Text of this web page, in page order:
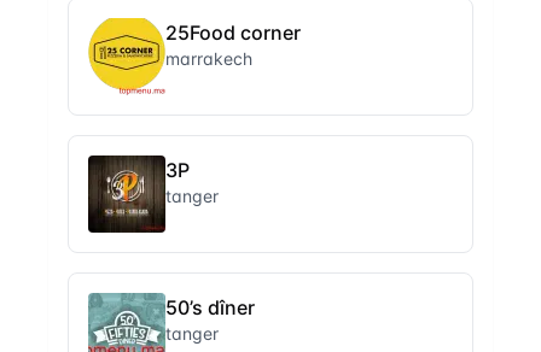
25Food corner
marrakech
3P
tanger
50’s dîner
tanger